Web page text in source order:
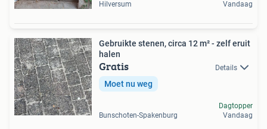
Hilversum
Vandaag
Gebruikte stenen, circa 12 m² - zelf eruit
halen
Gratis Details
Moet nu weg
Bunschoten-Spakenburg
Dagtopper
Vandaag